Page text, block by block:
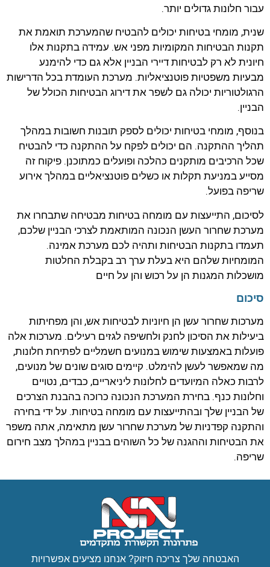
עבור חלונות גדולים יותר.
שנית, מומחי בטיחות יכולים להבטיח שהמערכת תואמת את
תקנות הבטיחות המקומיות מפני אש. עמידה בתקנות אלו
חיונית לא רק לבטיחות דיירי הבניין אלא גם כדי להימנע
מבעיות משפטיות פוטנציאליות. מערכת העומדת בכל הדרישות
הרגולטוריות יכולה גם לשפר את דירוג הבטיחות הכולל של
הבניין.
בנוסף, מומחי בטיחות יכולים לספק תובנות חשובות במהלך
תהליך ההתקנה. הם יכולים לפקח על ההתקנה כדי להבטיח
שכל הרכיבים מותקנים כהלכה ופועלים כמתוכנן. פיקוח זה
מסייע במניעת תקלות או כשלים פוטנציאליים במהלך אירוע
שריפה בפועל.
לסיכום, התייעצות עם מומחה בטיחות מבטיחה שתבחרו את
מערכת שחרור העשן הנכונה המותאמת לצרכי הבניין שלכם,
תעמדו בתקנות הבטיחות ותהיה לכם מערכת אמינה.
המומחיות שלהם היא בעלת ערך רב בקבלת החלטות
מושכלות המגנות הן על רכוש והן על חיים
סיכום
מערכות שחרור עשן הן חיוניות לבטיחות אש, והן מפחיתות
ביעילות את הסיכון לחנק ולחשיפה לגזים רעילים. מערכות אלה
פועלות באמצעות שימוש במנועים חשמליים לפתיחת חלונות,
מה שמאפשר לעשן להימלט. קיימים סוגים שונים של מנועים,
לרבות כאלה המיועדים לחלונות ליניאריים, כבדים, נטויים
וחלונות כנף. בחירת המערכת הנכונה כרוכה בהבנת הצרכים
של הבניין שלך ובהתייעצות עם מומחה בטיחות. על ידי בחירה
והתקנה קפדניות של מערכת שחרור עשן מתאימה, אתה משפר
את הבטיחות וההגנה של כל השוהים בבניין במהלך מצב חירום
שריפה.
האבטחה שלך צריכה חיזוק? אנחנו מציעים אפשרויות